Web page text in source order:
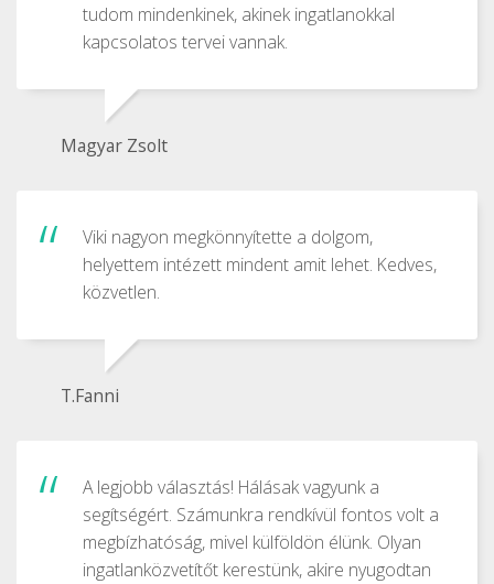
tudom mindenkinek, akinek ingatlanokkal
kapcsolatos tervei vannak.
Magyar Zsolt
Viki nagyon megkönnyítette a dolgom,
helyettem intézett mindent amit lehet. Kedves,
közvetlen.
T.Fanni
A legjobb választás! Hálásak vagyunk a
segítségért. Számunkra rendkívül fontos volt a
megbízhatóság, mivel külföldön élünk. Olyan
ingatlanközvetítőt kerestünk, akire nyugodtan